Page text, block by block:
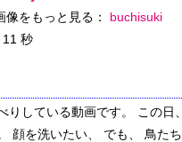
をもっと見る：
buchisuki
11 秒
りしている動画です。 この日
顔を洗いたい、 でも、 鳥た